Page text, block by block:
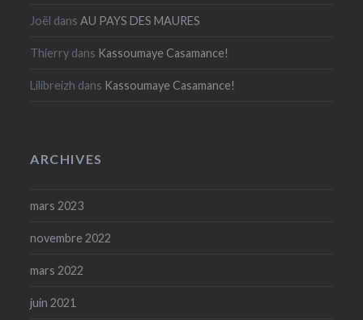
Joël dansAU PAYS DES MAURES
Thierry dans Kassoumaye Casamance!
Lilibreizh dans Kassoumaye Casamance!
ARCHIVES
mars 2023
novembre 2022
mars 2022
juin 2021